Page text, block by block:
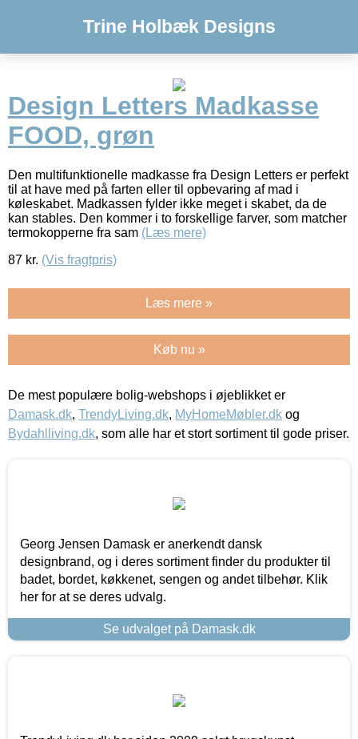
Trine Holbæk Designs
Design Letters Madkasse
FOOD, grøn
Den multifunktionelle madkasse fra Design Letters er perfekt
til at have med på farten eller til opbevaring af mad i
køleskabet. Madkassen fylder ikke meget i skabet, da de
kan stables. Den kommer i to forskellige farver, som matcher
termokopperne fra sam (Læs mere)
87 kr. (Vis fragtpris)
Læs mere »
Køb nu »
De mest populære bolig-webshops i øjeblikket er
Damask.dk, TrendyLiving.dk, MyHomeMøbler.dk og
Bydahlliving.dk, som alle har et stort sortiment til gode priser.
Georg Jensen Damask er anerkendt dansk
designbrand, og i deres sortiment finder du produkter til
badet, bordet, køkkenet, sengen og andet tilbehør. Klik
her for at se deres udvalg.
Se udvalget på Damask.dk